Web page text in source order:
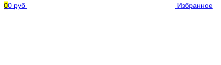
00 руб Избранное